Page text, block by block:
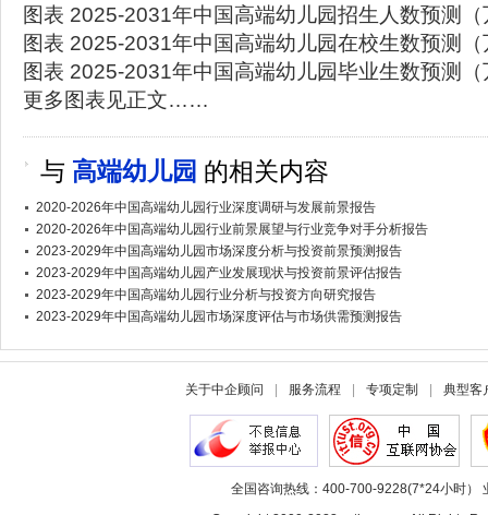
图表 2025-2031年中国高端幼儿园招生人数预测（
图表 2025-2031年中国高端幼儿园在校生数预测（
图表 2025-2031年中国高端幼儿园毕业生数预测（
更多图表见正文……
与 高端幼儿园 的相关内容
2020-2026年中国高端幼儿园行业深度调研与发展前景报告
2020-2026年中国高端幼儿园行业前景展望与行业竞争对手分析报告
2023-2029年中国高端幼儿园市场深度分析与投资前景预测报告
2023-2029年中国高端幼儿园产业发展现状与投资前景评估报告
2023-2029年中国高端幼儿园行业分析与投资方向研究报告
2023-2029年中国高端幼儿园市场深度评估与市场供需预测报告
关于中企顾问 服务流程 专项定制 典型客
全国咨询热线：400-700-9228(7*24小时）